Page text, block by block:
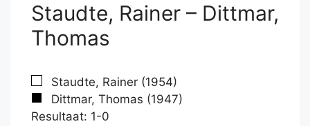
Staudte, Rainer – Dittmar,
Thomas
Staudte, Rainer (1954)
Dittmar, Thomas (1947)
Resultaat: 1-0